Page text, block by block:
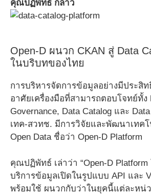
คุณปฏิพัทธ์ กล่าว
Open-D ผนวก CKAN สู่ Data
ในบริบทของไทย
การบริหารจัดการข้อมูลอย่างมีประสิ
อาศัยเครื่องมือที่สามารถตอบโจทย์ทั้ง
Governance, Data Catalog และ
เทค-สวทช. มีการวิจัยและพัฒนาเทคโ
Open Data ชื่อว่า Open-D Platform
คุณปฏิพัทธ์ เล่าว่า “Open-D
บริการข้อมูลเปิดในรูปแบบ API และ
พร้อมใช้ ผนวกกับว่าในยุคนี้แต่ละหน่